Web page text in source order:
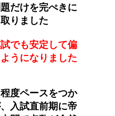
だけを完ぺきに
りました
でも安定して偏
うになりました
度ペースをつか
入試直前期に帝